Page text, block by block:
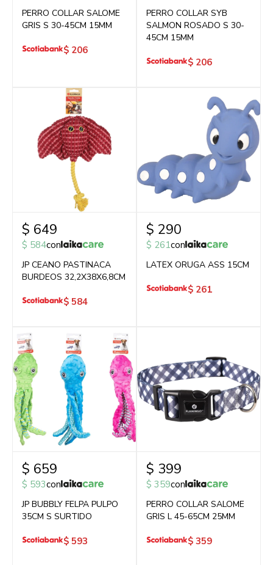
PERRO COLLAR SALOME
GRIS S 30-45CM 15MM
$ 206
PERRO COLLAR SYB
SALMON ROSADO S 30-
45CM 15MM
$ 206
$ 649
$ 584con
JP CEANO PASTINACA
BURDEOS 32,2X38X6,8CM
$ 584
$ 290
$ 261con
LATEX ORUGA ASS 15CM
$ 261
$ 659
$ 593con
JP BUBBLY FELPA PULPO
35CM S SURTIDO
$ 593
$ 399
$ 359con
PERRO COLLAR SALOME
GRIS L 45-65CM 25MM
$ 359